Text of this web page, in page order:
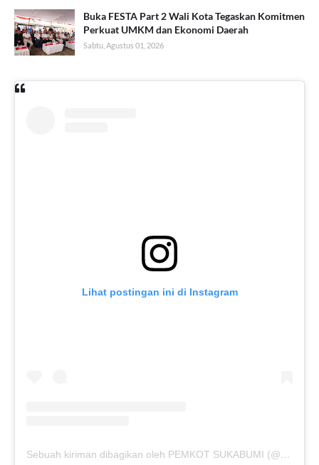
Buka FESTA Part 2 Wali Kota Tegaskan Komitmen
Perkuat UMKM dan Ekonomi Daerah
Sabtu, Agustus 01, 2026
Lihat postingan ini di Instagram
Sebuah kiriman dibagikan oleh PEMKOT SUKABUMI (@pemkotsukabumi_)